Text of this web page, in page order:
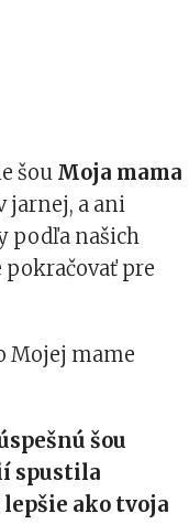
šou Moja mama
jarnej, a ani
podľa našich
pre
Mojej mame
šou
spustila
ako tvoja